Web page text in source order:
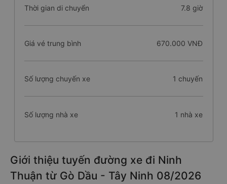
Thời gian di chuyển 7.8 giờ
Giá vé trung bình 670.000 VNĐ
Số lượng chuyến xe 1 chuyến
Số lượng nhà xe 1 nhà xe
Giới thiệu tuyến đường xe đi Ninh
Thuận từ Gò Dầu - Tây Ninh 08/2026